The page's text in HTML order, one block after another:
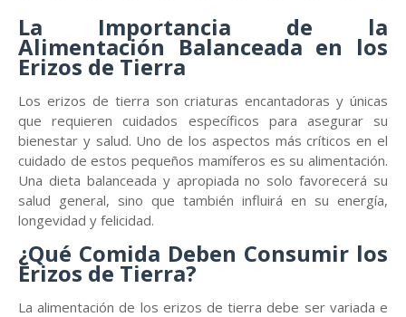
La Importancia de la
Alimentación Balanceada en los
Erizos de Tierra
Los erizos de tierra son criaturas encantadoras y únicas
que requieren cuidados específicos para asegurar su
bienestar y salud. Uno de los aspectos más críticos en el
cuidado de estos pequeños mamíferos es su alimentación.
Una dieta balanceada y apropiada no solo favorecerá su
salud general, sino que también influirá en su energía,
longevidad y felicidad.
¿Qué Comida Deben Consumir los
Erizos de Tierra?
La alimentación de los erizos de tierra debe ser variada e